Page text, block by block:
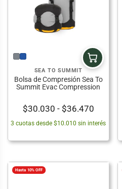
SEA TO SUMMIT
Bolsa de Compresión Sea To
Summit Evac Compression
$30.030 - $36.470Rango
de
desde
hasta
3 cuotas desde $10.010 sin interés
Hasta 10% OFF